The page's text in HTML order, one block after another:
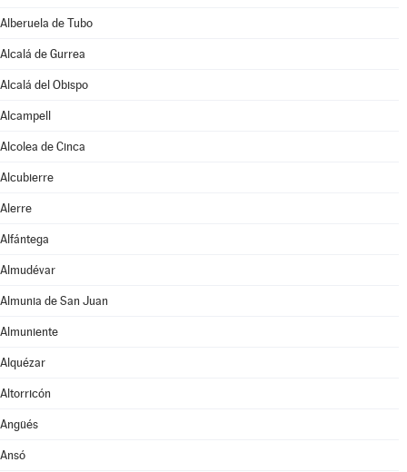
Alberuela de Tubo
Alcalá de Gurrea
Alcalá del Obispo
Alcampell
Alcolea de Cinca
Alcubierre
Alerre
Alfántega
Almudévar
Almunia de San Juan
Almuniente
Alquézar
Altorricón
Angüés
Ansó